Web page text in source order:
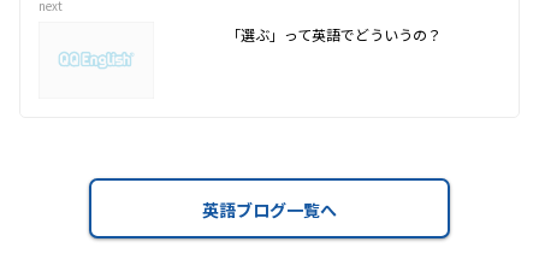
next
「選ぶ」って英語でどういうの？
英語ブログ一覧へ